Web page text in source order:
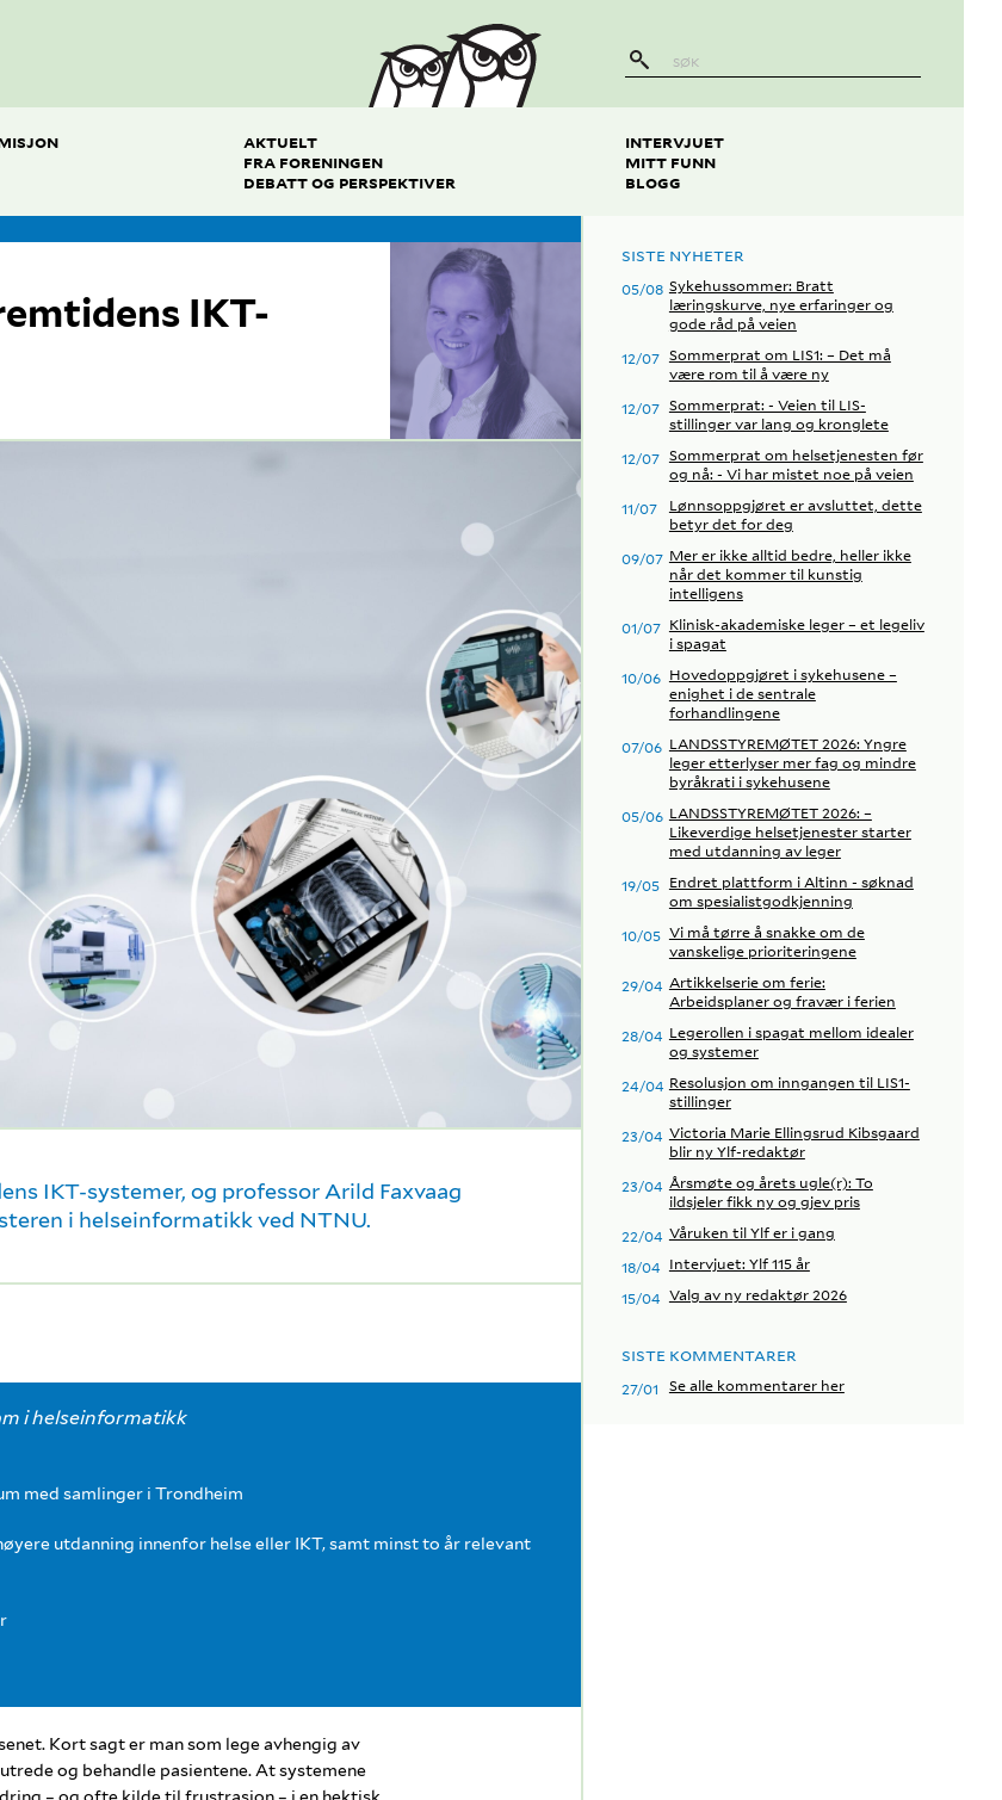
AKTUELT
FRA FORENINGEN
DEBATT OG PERSPEKTIVER
INTERVJUET
MITT FUNN
BLOGG
IKT-
IKT-systemer, og professor Arild Faxvaag
i helseinformatikk ved NTNU.
i helseinformatikk
med samlinger i Trondheim
utdanning innenfor helse eller IKT, samt minst to år relevant
Kort sagt er man som lege avhengig av
og behandle pasientene. At systemene
SISTE NYHETER
05/08 Sykehussommer: Bratt
læringskurve, nye erfaringer og
gode råd på veien
12/07 Sommerprat om LIS1: – Det må
være rom til å være ny
12/07 Sommerprat: - Veien til LIS-
stillinger var lang og kronglete
12/07 Sommerprat om helsetjenesten før
og nå: - Vi har mistet noe på veien
11/07
Lønnsoppgjøret er avsluttet, dette
betyr det for deg
09/07 Mer er ikke alltid bedre, heller ikke
når det kommer til kunstig
intelligens
01/07 Klinisk-akademiske leger – et legeliv
i spagat
10/06 Hovedoppgjøret i sykehusene –
enighet i de sentrale
forhandlingene
07/06 LANDSSTYREMØTET 2026: Yngre
leger etterlyser mer fag og mindre
byråkrati i sykehusene
05/06 LANDSSTYREMØTET 2026: –
Likeverdige helsetjenester starter
med utdanning av leger
19/05 Endret plattform i Altinn - søknad
om spesialistgodkjenning
10/05 Vi må tørre å snakke om de
vanskelige prioriteringene
29/04 Artikkelserie om ferie:
Arbeidsplaner og fravær i ferien
28/04 Legerollen i spagat mellom idealer
og systemer
24/04 Resolusjon om inngangen til LIS1-
stillinger
23/04 Victoria Marie Ellingsrud Kibsgaard
blir ny Ylf-redaktør
23/04 Årsmøte og årets ugle(r): To
ildsjeler fikk ny og gjev pris
22/04 Våruken til Ylf er i gang
18/04 Intervjuet: Ylf 115 år
15/04 Valg av ny redaktør 2026
SISTE KOMMENTARER
27/01 Se alle kommentarer her